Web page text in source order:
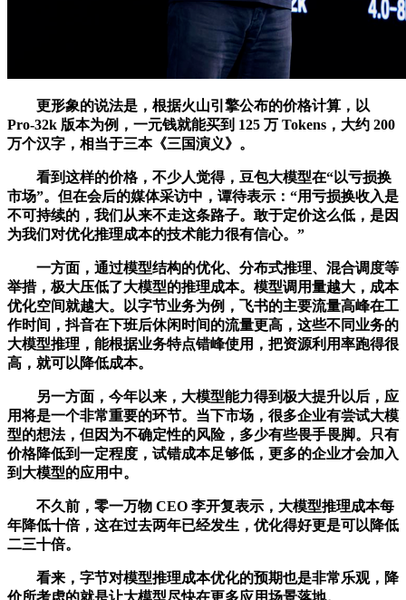
更形象的说法是，根据火山引擎公布的价格计算，以
Pro-32k 版本为例，一元钱就能买到 125 万 Tokens，大约 200
万个汉字，相当于三本《三国演义》。
看到这样的价格，不少人觉得，豆包大模型在“以亏损换
市场”。但在会后的媒体采访中，谭待表示：“用亏损换收入是
不可持续的，我们从来不走这条路子。敢于定价这么低，是因
为我们对优化推理成本的技术能力很有信心。”
一方面，通过模型结构的优化、分布式推理、混合调度等
举措，极大压低了大模型的推理成本。模型调用量越大，成本
优化空间就越大。以字节业务为例，飞书的主要流量高峰在工
作时间，抖音在下班后休闲时间的流量更高，这些不同业务的
大模型推理，能根据业务特点错峰使用，把资源利用率跑得很
高，就可以降低成本。
另一方面，今年以来，大模型能力得到极大提升以后，应
用将是一个非常重要的环节。当下市场，很多企业有尝试大模
型的想法，但因为不确定性的风险，多少有些畏手畏脚。只有
价格降低到一定程度，试错成本足够低，更多的企业才会加入
到大模型的应用中。
不久前，零一万物 CEO 李开复表示，大模型推理成本每
年降低十倍，这在过去两年已经发生，优化得好更是可以降低
二三十倍。
看来，字节对模型推理成本优化的预期也是非常乐观，降
价所考虑的就是让大模型尽快在更多应用场景落地。